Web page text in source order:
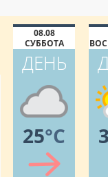
08.08
СУББОТА
ДЕНЬ
25°C